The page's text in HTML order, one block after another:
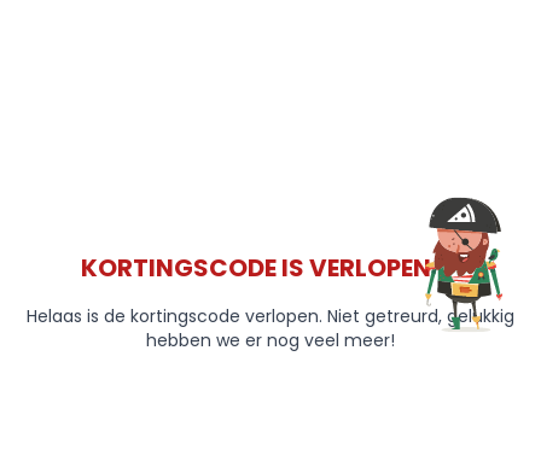
KORTINGSCODE IS VERLOPEN 😞
Helaas is de kortingscode verlopen. Niet getreurd, gelukkig
hebben we er nog veel meer!